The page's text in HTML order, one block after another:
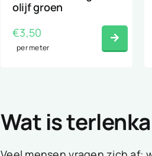
olijf groen
€3,50
per meter
Wat is